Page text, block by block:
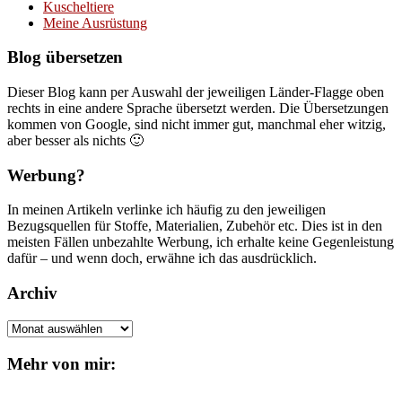
Kuscheltiere
Meine Ausrüstung
Blog übersetzen
Dieser Blog kann per Auswahl der jeweiligen Länder-Flagge oben
rechts in eine andere Sprache übersetzt werden. Die Übersetzungen
kommen von Google, sind nicht immer gut, manchmal eher witzig,
aber besser als nichts 🙂
Werbung?
In meinen Artikeln verlinke ich häufig zu den jeweiligen
Bezugsquellen für Stoffe, Materialien, Zubehör etc. Dies ist in den
meisten Fällen unbezahlte Werbung, ich erhalte keine Gegenleistung
dafür – und wenn doch, erwähne ich das ausdrücklich.
Archiv
Archiv
Mehr von mir: